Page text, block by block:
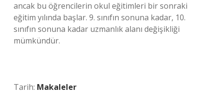
ancak bu öğrencilerin okul eğitimleri bir sonraki
eğitim yılında başlar. 9. sınıfın sonuna kadar, 10.
sınıfın sonuna kadar uzmanlık alanı değişikliği
mümkündür.
Tarih: Makaleler